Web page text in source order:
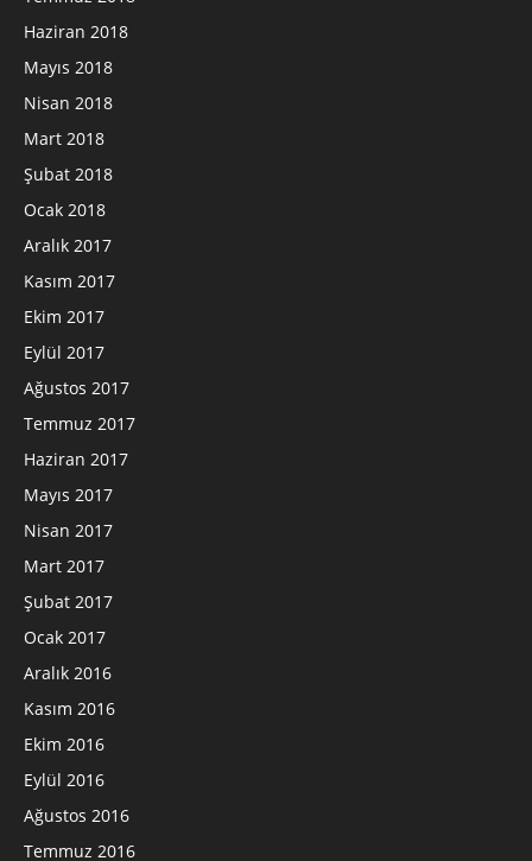
Haziran 2018
Mayıs 2018
Nisan 2018
Mart 2018
Şubat 2018
Ocak 2018
Aralık 2017
Kasım 2017
Ekim 2017
Eylül 2017
Ağustos 2017
Temmuz 2017
Haziran 2017
Mayıs 2017
Nisan 2017
Mart 2017
Şubat 2017
Ocak 2017
Aralık 2016
Kasım 2016
Ekim 2016
Eylül 2016
Ağustos 2016
Temmuz 2016